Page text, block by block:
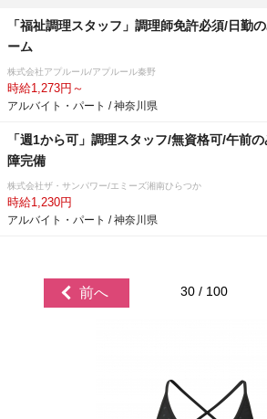
「福祉調理スタッフ」調理師免許必須/日勤
ーム
株式会社アプルール/アプルール秦野
時給1,273円～
アルバイト・パート / 神奈川県
「週1から可」調理スタッフ/無資格可/午前
障完備
株式会社ザ・サンパワー/エミーズ湘南ひらつか
時給1,230円
アルバイト・パート / 神奈川県
前へ 30 / 100